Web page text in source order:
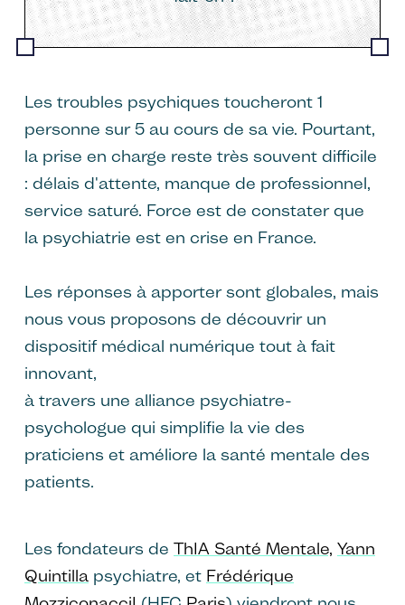
Les troubles psychiques toucheront 1
personne sur 5 au cours de sa vie. Pourtant,
la prise en charge reste très souvent difficile
: délais d'attente, manque de professionnel,
service saturé. Force est de constater que
la psychiatrie est en crise en France.
Les réponses à apporter sont globales, mais
nous vous proposons de découvrir un
dispositif médical numérique tout à fait
innovant,
à travers une alliance psychiatre-
psychologue qui simplifie la vie des
praticiens et améliore la santé mentale des
patients.
Les fondateurs de ThIA Santé Mentale, Yann
Quintilla psychiatre, et Frédérique